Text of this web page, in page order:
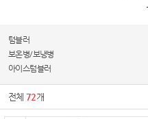
텀블러
보온병/보냉병
아이스텀블러
전체72개